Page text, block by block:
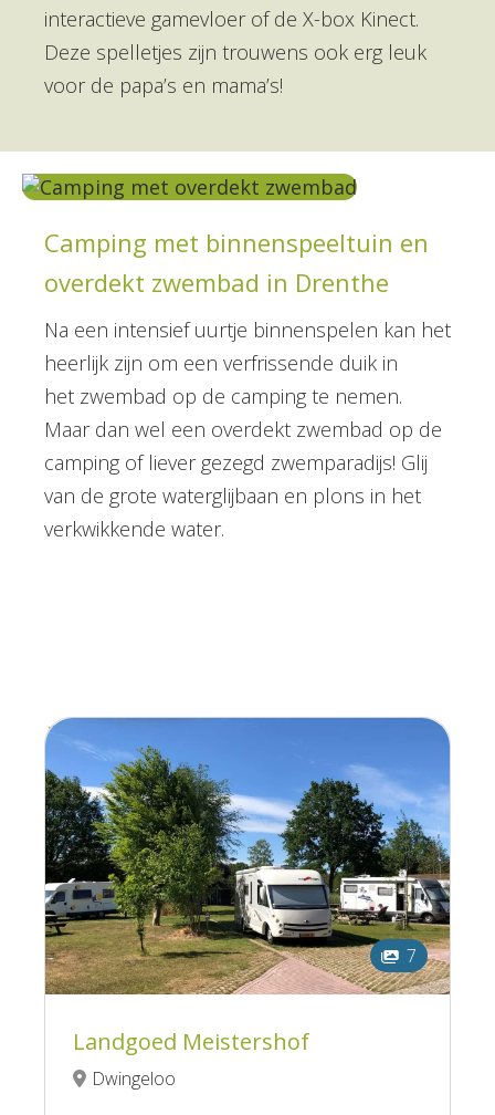
interactieve gamevloer of de X-box Kinect.
Deze spelletjes zijn trouwens ook erg leuk
voor de papa’s en mama’s!
Camping met binnenspeeltuin en
overdekt zwembad in Drenthe
Na een intensief uurtje binnenspelen kan het
heerlijk zijn om een verfrissende duik in
het zwembad op de camping te nemen.
Maar dan wel een overdekt zwembad op de
camping of liever gezegd zwemparadijs! Glij
van de grote waterglijbaan en plons in het
verkwikkende water.
7
Landgoed Meistershof
Dwingeloo